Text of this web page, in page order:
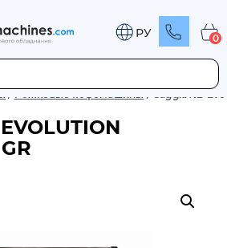
РУ 0
/ Рожковые кофемашины / Gaggia XD